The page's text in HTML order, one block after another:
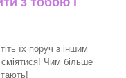
їх поруч з іншим
сміятися! Чим більше